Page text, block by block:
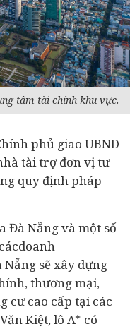
tâm tài chính khu vực.
phủ giao UBND
tài trợ đơn vị tư
quy định pháp
Đà Nẵng và một số
doanh
sẽ xây dựng
thương mại,
cư cao cấp tại các
Kiệt, lô A* có